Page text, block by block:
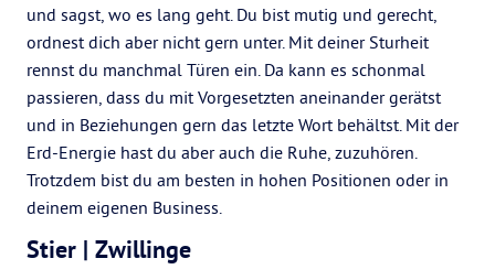
und sagst, wo es lang geht. Du bist mutig und gerecht,
ordnest dich aber nicht gern unter. Mit deiner Sturheit
rennst du manchmal Türen ein. Da kann es schonmal
passieren, dass du mit Vorgesetzten aneinander gerätst
und in Beziehungen gern das letzte Wort behältst. Mit der
Erd-Energie hast du aber auch die Ruhe, zuzuhören.
Trotzdem bist du am besten in hohen Positionen oder in
deinem eigenen Business.
Stier | Zwillinge